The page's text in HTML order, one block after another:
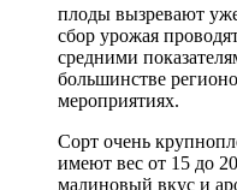
плоды вызревают
сбор урожая
средними
большинстве
мероприятиях.
Сорт очень
имеют вес от 15 до
малиновый вкус и